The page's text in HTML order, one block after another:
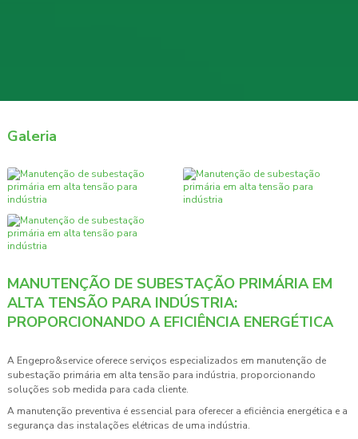
Galeria
MANUTENÇÃO DE SUBESTAÇÃO PRIMÁRIA EM
ALTA TENSÃO PARA INDÚSTRIA:
PROPORCIONANDO A EFICIÊNCIA ENERGÉTICA
A Engepro&service oferece serviços especializados em manutenção de
subestação primária em alta tensão para indústria, proporcionando
soluções sob medida para cada cliente.
A manutenção preventiva é essencial para oferecer a eficiência energética e a
segurança das instalações elétricas de uma indústria.